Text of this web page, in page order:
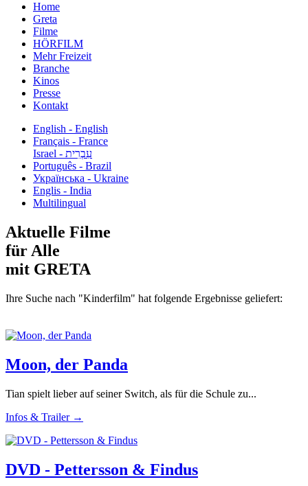
Home
Greta
Filme
HÖRFILM
Mehr Freizeit
Branche
Kinos
Presse
Kontakt
English - English
Français - France
עִבְרִית - Israel
Português - Brazil
Українська - Ukraine
Englis - India
Multilingual
Aktuelle Filme
für Alle
mit GRETA
Ihre Suche nach "Kinderfilm" hat folgende Ergebnisse geliefert:
Moon, der Panda
Tian spielt lieber auf seiner Switch, als für die Schule zu...
Infos & Trailer →
DVD - Pettersson & Findus